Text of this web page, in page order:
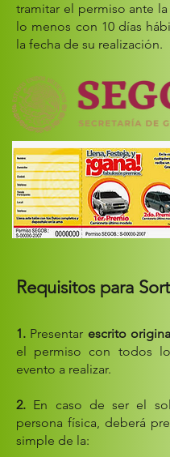
tramitar el permiso ante
lo menos con 10 días
la fecha de su realización.
Requisitos para
1. Presentar escrito
el permiso con todos
evento a realizar.
2. En caso de ser el
persona física, deberá
simple de la: